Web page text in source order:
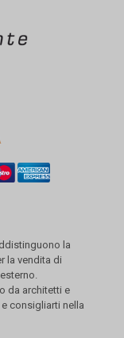
la
la vendita di
da architetti e
consigliarti nella